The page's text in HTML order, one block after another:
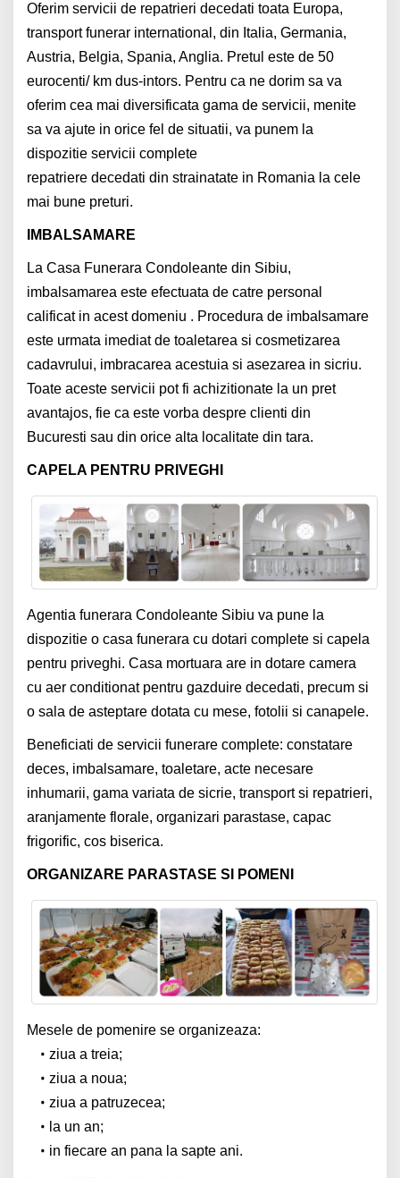
Oferim servicii de repatrieri decedati toata Europa,
transport funerar international, din Italia, Germania,
Austria, Belgia, Spania, Anglia. Pretul este de 50
eurocenti/ km dus-intors. Pentru ca ne dorim sa va
oferim cea mai diversificata gama de servicii, menite
sa va ajute in orice fel de situatii, va punem la
dispozitie servicii complete
repatriere decedati din strainatate in Romania la cele
mai bune preturi.
IMBALSAMARE
La Casa Funerara Condoleante din Sibiu,
imbalsamarea este efectuata de catre personal
calificat in acest domeniu . Procedura de imbalsamare
este urmata imediat de toaletarea si cosmetizarea
cadavrului, imbracarea acestuia si asezarea in sicriu.
Toate aceste servicii pot fi achizitionate la un pret
avantajos, fie ca este vorba despre clienti din
Bucuresti sau din orice alta localitate din tara.
CAPELA PENTRU PRIVEGHI
Agentia funerara Condoleante Sibiu va pune la
dispozitie o casa funerara cu dotari complete si capela
pentru priveghi. Casa mortuara are in dotare camera
cu aer conditionat pentru gazduire decedati, precum si
o sala de asteptare dotata cu mese, fotolii si canapele.
Beneficiati de servicii funerare complete: constatare
deces, imbalsamare, toaletare, acte necesare
inhumarii, gama variata de sicrie, transport si repatrieri,
aranjamente florale, organizari parastase, capac
frigorific, cos biserica.
ORGANIZARE PARASTASE SI POMENI
Mesele de pomenire se organizeaza:
ziua a treia;
ziua a noua;
ziua a patruzecea;
la un an;
in fiecare an pana la sapte ani.